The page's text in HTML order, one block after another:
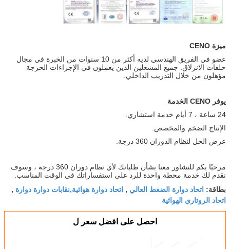
ميزة CENO
عضو في الفريق الهندسي لديه أكثر من 10 سنوات من الخبرة في مجال
حلقات الانزلاق. جميع المشغلين الذين يعملون في الإجراءات الحرجة
مؤهلون من خلال التدريب الداخلي.
يوفر CENO الخدمة
24 ساعة ، 7 أيام خدمة استشاري.
الإنتاج الضخم والمخصص.
عرض الحل لنظام الدوران 360 درجة.
مرحبًا بكم للتشاور معنا بشأن طلباتك لأي نظام دوران 360 درجة ، وسوف
نقدم لك خدمة محطة واحدة للرد على استفساراتك في الوقت المناسب.
بطاقة: اتحاد دوارة الضغط العالي , اتحاد دوارة هوائية,نقابات دوارة دوارة ,
اتحاد الروتاري الهوائية
احصل على افضل سعر ل